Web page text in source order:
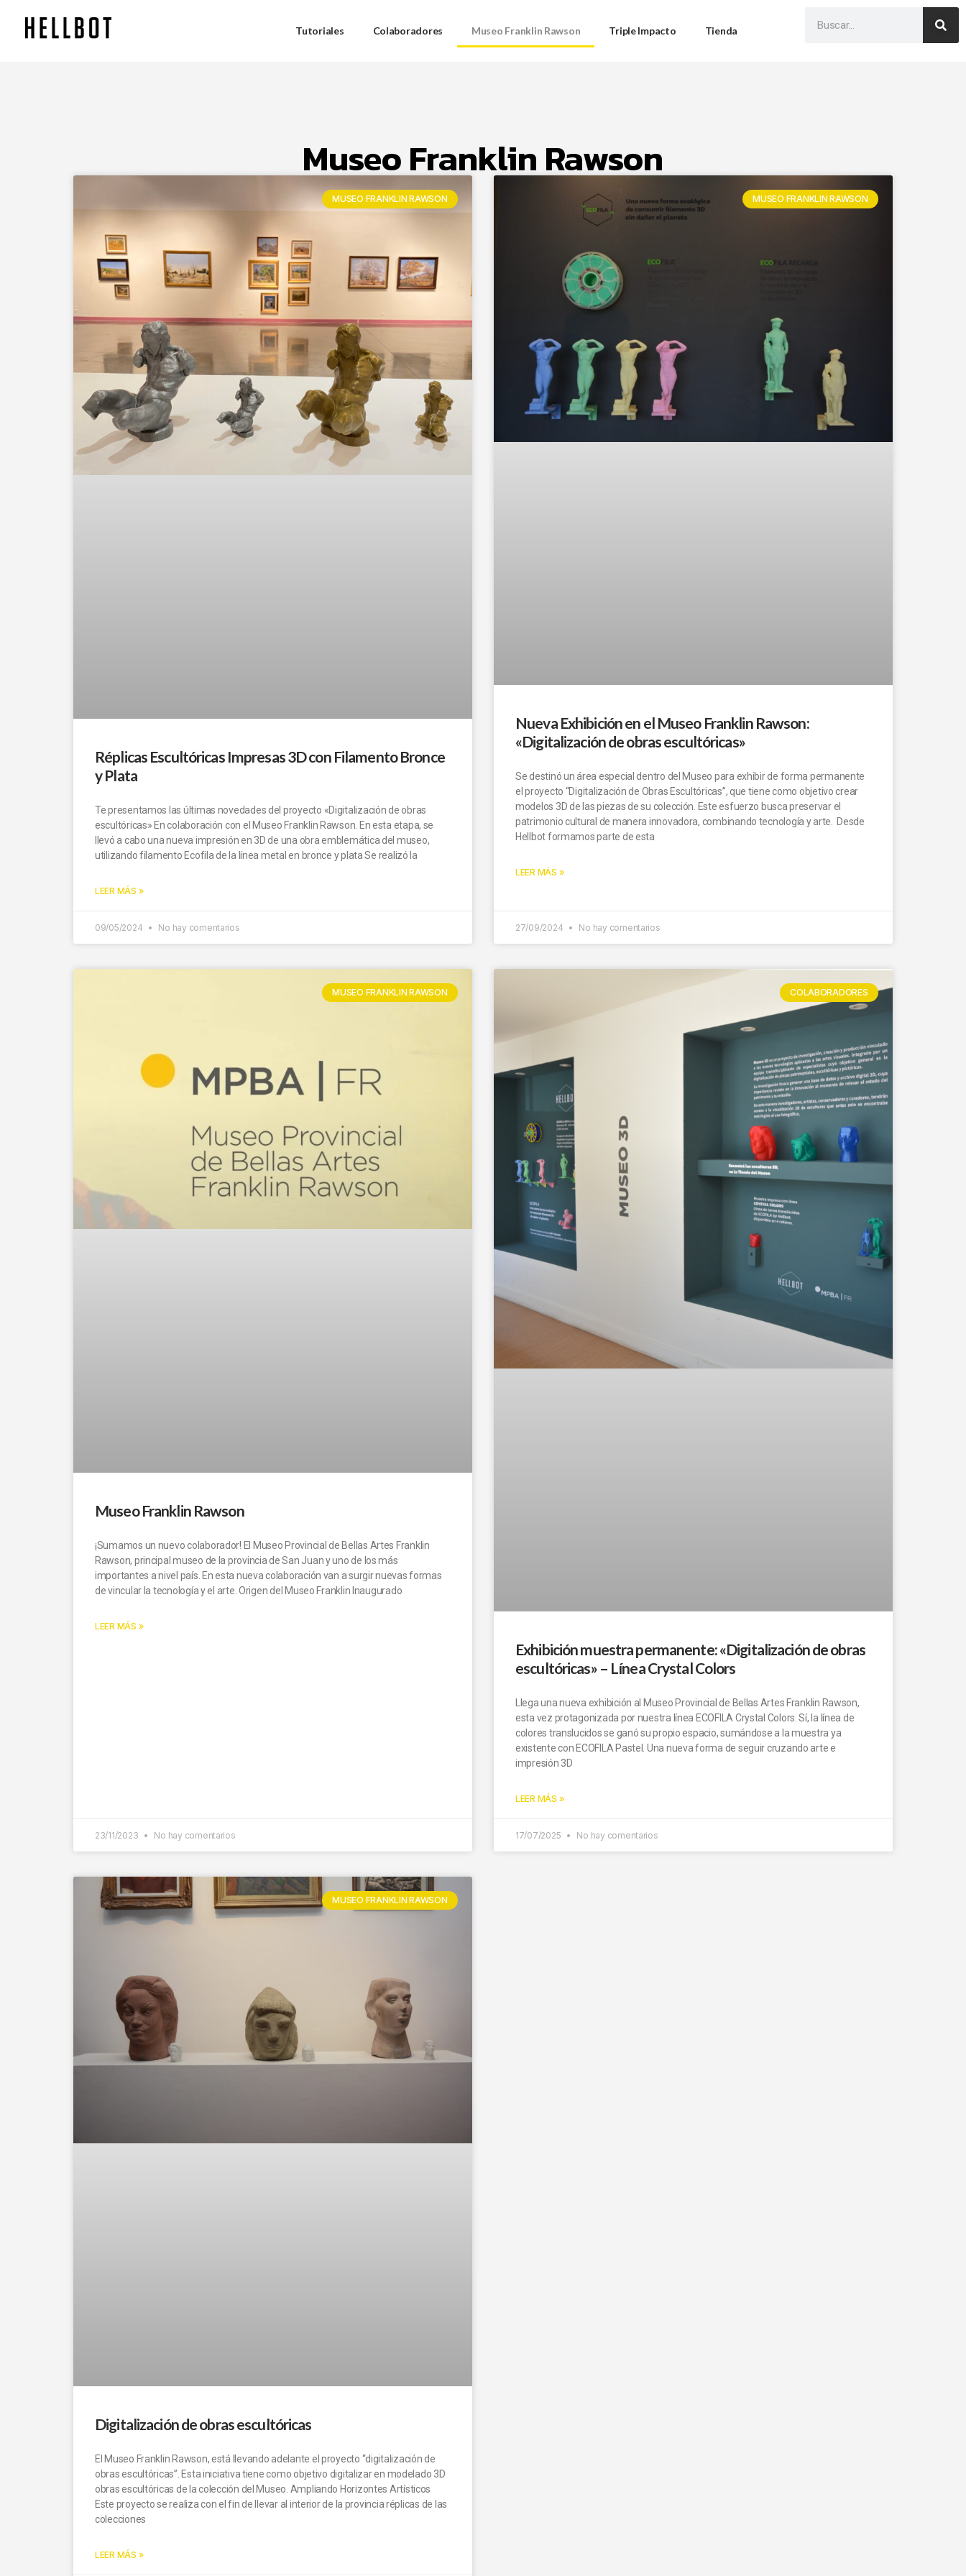
Tutoriales Colaboradores Museo Franklin Rawson Triple Impacto Tienda
Museo Franklin Rawson
MUSEO FRANKLIN RAWSON
Réplicas Escultóricas Impresas 3D con Filamento Bronce
y Plata
Te presentamos las últimas novedades del proyecto «Digitalización de obras
escultóricas» En colaboración con el Museo Franklin Rawson. En esta etapa, se
llevó a cabo una nueva impresión en 3D de una obra emblemática del museo,
utilizando filamento Ecofila de la línea metal en bronce y plata Se realizó la
LEER MÁS »
09/05/2024 No hay comentarios
MUSEO FRANKLIN RAWSON
Nueva Exhibición en el Museo Franklin Rawson:
«Digitalización de obras escultóricas»
Se destinó un área especial dentro del Museo para exhibir de forma permanente
el proyecto “Digitalización de Obras Escultóricas”, que tiene como objetivo crear
modelos 3D de las piezas de su colección. Este esfuerzo busca preservar el
patrimonio cultural de manera innovadora, combinando tecnología y arte. Desde
Hellbot formamos parte de esta
LEER MÁS »
27/09/2024 No hay comentarios
MUSEO FRANKLIN RAWSON
Museo Franklin Rawson
¡Sumamos un nuevo colaborador! El Museo Provincial de Bellas Artes Franklin
Rawson, principal museo de la provincia de San Juan y uno de los más
importantes a nivel país. En esta nueva colaboración van a surgir nuevas formas
de vincular la tecnología y el arte. Origen del Museo Franklin Inaugurado
LEER MÁS »
23/11/2023 No hay comentarios
COLABORADORES
Exhibición muestra permanente: «Digitalización de obras
escultóricas» – Línea Crystal Colors
Llega una nueva exhibición al Museo Provincial de Bellas Artes Franklin Rawson,
esta vez protagonizada por nuestra línea ECOFILA Crystal Colors. Sí, la línea de
colores translucidos se ganó su propio espacio, sumándose a la muestra ya
existente con ECOFILA Pastel. Una nueva forma de seguir cruzando arte e
impresión 3D
LEER MÁS »
17/07/2025 No hay comentarios
MUSEO FRANKLIN RAWSON
Digitalización de obras escultóricas
El Museo Franklin Rawson, está llevando adelante el proyecto “digitalización de
obras escultóricas”. Esta iniciativa tiene como objetivo digitalizar en modelado 3D
obras escultóricas de la colección del Museo. Ampliando Horizontes Artísticos
Este proyecto se realiza con el fin de llevar al interior de la provincia réplicas de las
colecciones
LEER MÁS »